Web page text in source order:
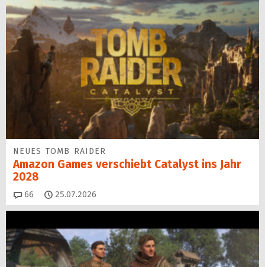
NEUES TOMB RAIDER
Amazon Games verschiebt Catalyst ins Jahr
2028
66 Kommentare
25.07.2026